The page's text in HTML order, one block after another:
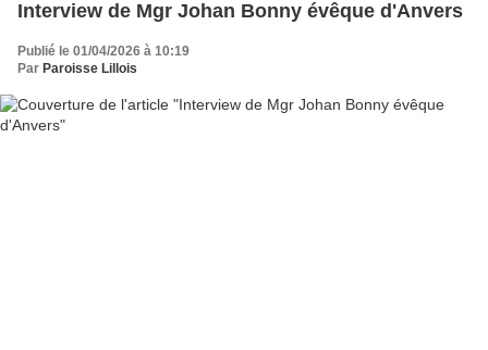
Interview de Mgr Johan Bonny évêque d'Anvers
Publié le 01/04/2026 à 10:19
Par Paroisse Lillois